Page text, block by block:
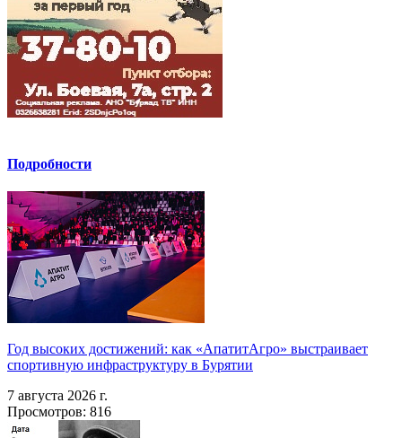
Подробности
Год высоких достижений: как «АпатитАгро» выстраивает
спортивную инфраструктуру в Бурятии
7 августа 2026 г.
Просмотров: 816